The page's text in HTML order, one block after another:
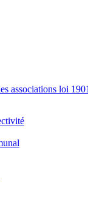
associations loi 1901